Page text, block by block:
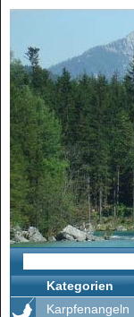
Kategorien
Karpfenangeln